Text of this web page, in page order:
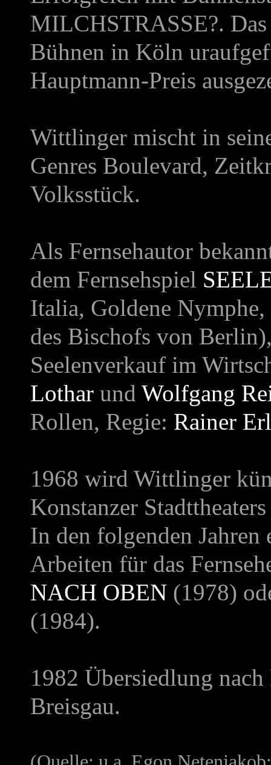
MILCHSTRASSE? .
Bühnen in Köln
Hauptmann-Preis
Wittlinger mischt in
Genres Boulevard,
Volksstück.
Als Fernsehautor
dem Fernsehspiel
Italia, Goldene
des Bischofs von
Seelenverkauf im
Lothar und Wolfgang
Rollen, Regie: Rainer
1968 wird Wittlinger
Konstanzer
In den folgenden Jahren
Arbeiten für das
NACH OBEN (1978)
(1984).
1982 Übersiedlung
Breisgau.